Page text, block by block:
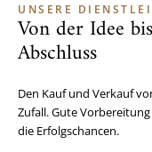
UNSERE
Von der Idee
Abschluss
Den Kauf und Verkauf
Zufall. Gute
die Erfolgschancen.